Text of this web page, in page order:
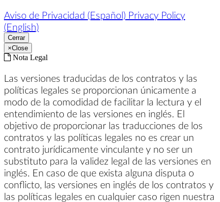
Aviso de Privacidad (Español) Privacy Policy
(English)
Cerrar
×Close
Nota Legal
Las versiones traducidas de los contratos y las
políticas legales se proporcionan únicamente a
modo de la comodidad de facilitar la lectura y el
entendimiento de las versiones en inglés. El
objetivo de proporcionar las traducciones de los
contratos y las políticas legales no es crear un
contrato jurídicamente vinculante y no ser un
substituto para la validez legal de las versiones en
inglés. En caso de que exista alguna disputa o
conflicto, las versiones en inglés de los contratos y
las políticas legales en cualquier caso rigen nuestra